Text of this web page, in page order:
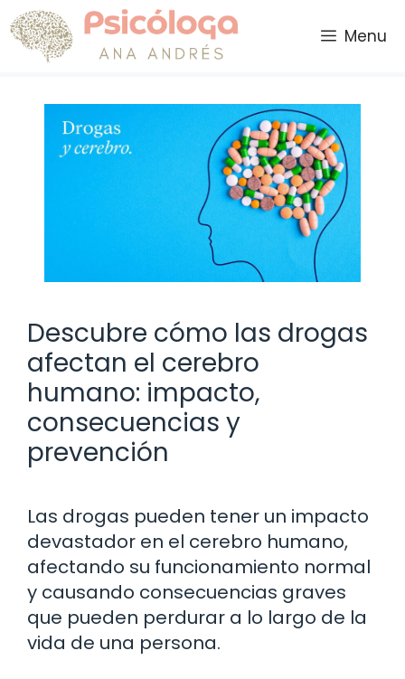
Saltar
al
contenido
Menu
Descubre cómo las drogas
afectan el cerebro
humano: impacto,
consecuencias y
prevención
Las drogas pueden tener un impacto
devastador en el cerebro humano,
afectando su funcionamiento normal
y causando consecuencias graves
que pueden perdurar a lo largo de la
vida de una persona.